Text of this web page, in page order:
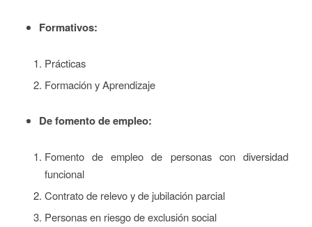
Formativos:
Prácticas
Formación y Aprendizaje
De fomento de empleo:
Fomento de empleo de personas con diversidad
funcional
Contrato de relevo y de jubilación parcial
Personas en riesgo de exclusión social